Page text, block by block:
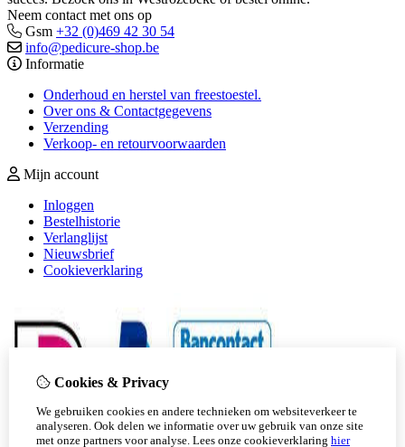
Neem contact met ons op
Gsm +32 (0)469 42 30 54
info@pedicure-shop.be
Informatie
Onderhoud en herstel van freestoestel.
Over ons & Contactgegevens
Verzending
​​​​​​​Verkoop- en retourvoorwaarden
Mijn account
Inloggen
Bestelhistorie
Verlanglijst
Nieuwsbrief
Cookieverklaring
Cookies & Privacy
We gebruiken cookies en andere technieken om websiteverkeer te
analyseren. Ook delen we informatie over uw gebruik van onze site
met onze partners voor analyse. Lees onze cookieverklaring hier